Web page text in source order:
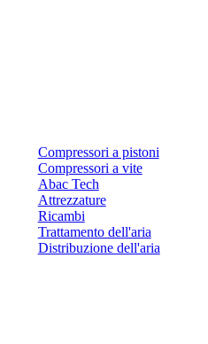
Compressori a pistoni
Compressori a vite
Abac Tech
Attrezzature
Ricambi
Trattamento dell'aria
Distribuzione dell'aria